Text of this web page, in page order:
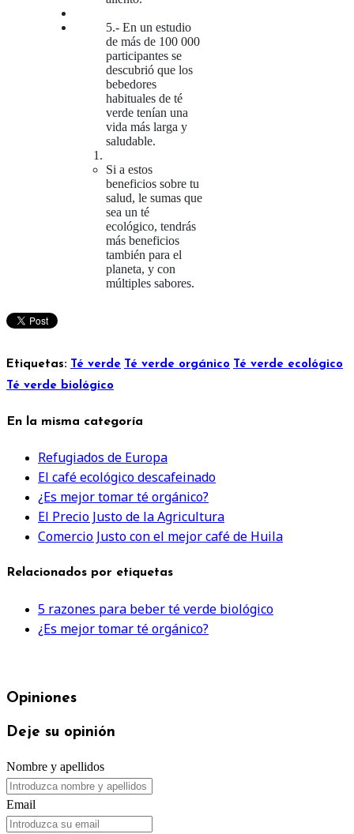
5.- En un estudio
de más de 100 000
participantes se
descubrió que los
bebedores
habituales de té
verde tenían una
vida más larga y
saludable.
Si a estos
beneficios sobre tu
salud, le sumas que
sea un té
ecológico, tendrás
más beneficios
también para el
planeta, y con
múltiples sabores.
Etiquetas: Té verde Té verde orgánico Té verde ecológico
Té verde biológico
En la misma categoría
Refugiados de Europa
El café ecológico descafeinado
¿Es mejor tomar té orgánico?
El Precio Justo de la Agricultura
Comercio Justo con el mejor café de Huila
Relacionados por etiquetas
5 razones para beber té verde biológico
¿Es mejor tomar té orgánico?
Opiniones
Deje su opinión
Nombre y apellidos
Email